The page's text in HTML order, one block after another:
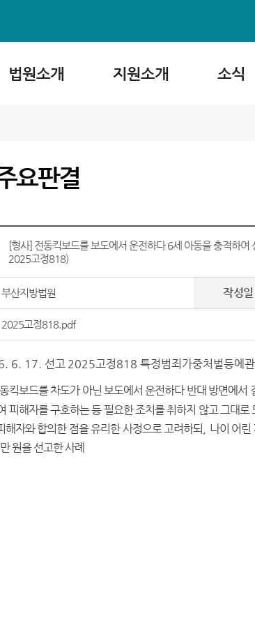
법원소개 지원소개 소식
요판결
[형사] 전동킥보드를 보도에서 운전하다 6세 아동을 충격하
2025고정818)
부산지방법원 작성일
2025고정818.pdf
6. 17. 선고 2025고정818 특정범죄가중처벌등에
킥보드를 차도가 아닌 보도에서 운전하다 반대 방면에서
피해자를 구호하는 등 필요한 조치를 취하지 않고 그대
해자와 합의한 점을 유리한 사정으로 고려하되 나이 어린
만 원을 선고한 사례